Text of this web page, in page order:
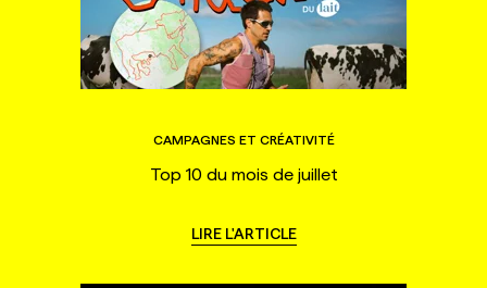
CAMPAGNES ET CRÉATIVITÉ
Top 10 du mois de juillet
LIRE L'ARTICLE